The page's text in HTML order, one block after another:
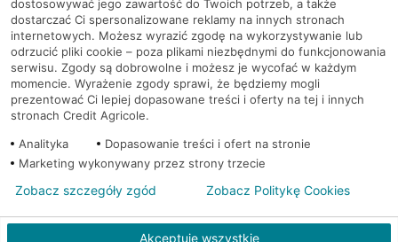
Regulamin serwisu
Mapa serwisu
PolitykaCookies
© 2026 Credit Agricole Bank Polska S.A. Wszelkie prawa zastrzeżone
dostosowywać jego zawartość do Twoich potrzeb, a także
dostarczać Ci spersonalizowane reklamy na innych stronach
internetowych. Możesz wyrazić zgodę na wykorzystywanie lub
odrzucić pliki cookie – poza plikami niezbędnymi do funkcjonowania
serwisu. Zgody są dobrowolne i możesz je wycofać w każdym
momencie. Wyrażenie zgody sprawi, że będziemy mogli
prezentować Ci lepiej dopasowane treści i oferty na tej i innych
stronach Credit Agricole.
Analityka
Dopasowanie treści i ofert na stronie
Marketing wykonywany przez strony trzecie
Akceptuję wszystkie
Zobacz szczegóły zgód Zobacz Politykę Cookies